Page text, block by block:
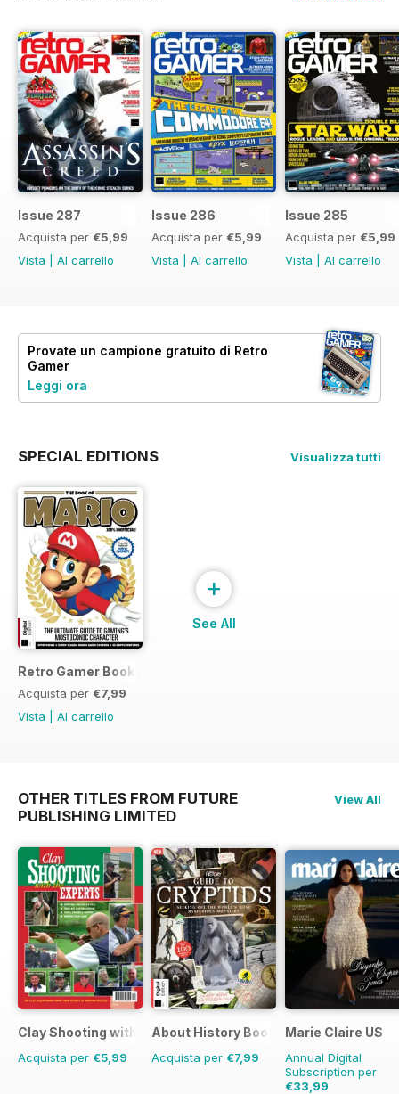
Issue 287
Acquista per €5,99
Vista
Al carrello
Issue 286
Acquista per €5,99
Vista
Al carrello
Issue 285
Acquista per €5,99
Vista
Al carrello
Provate un campione gratuito di Retro
Gamer
Leggi ora
SPECIAL EDITIONS Visualizza tutti
Retro Gamer Book of Mario
Acquista per €7,99
Vista
Al carrello
+
See All
OTHER TITLES FROM FUTURE
PUBLISHING LIMITED
View All
Clay Shooting with the Experts
Acquista per €5,99
About History Bookazine
Acquista per €7,99
Marie Claire US
Annual Digital
Subscription per
€33,99